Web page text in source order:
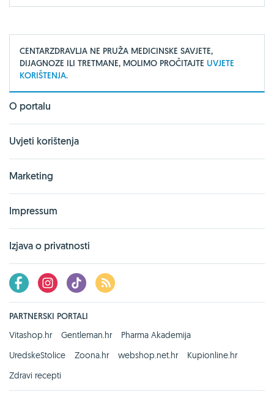
CENTARZDRAVLJA NE PRUŽA MEDICINSKE SAVJETE,
DIJAGNOZE ILI TRETMANE, MOLIMO PROČITAJTE UVJETE
KORIŠTENJA.
O portalu
Uvjeti korištenja
Marketing
Impressum
Izjava o privatnosti
PARTNERSKI PORTALI
Vitashop.hr
Gentleman.hr
Pharma Akademija
UredskeStolice
Zoona.hr webshop.net.hr
Kupionline.hr
Zdravi recepti